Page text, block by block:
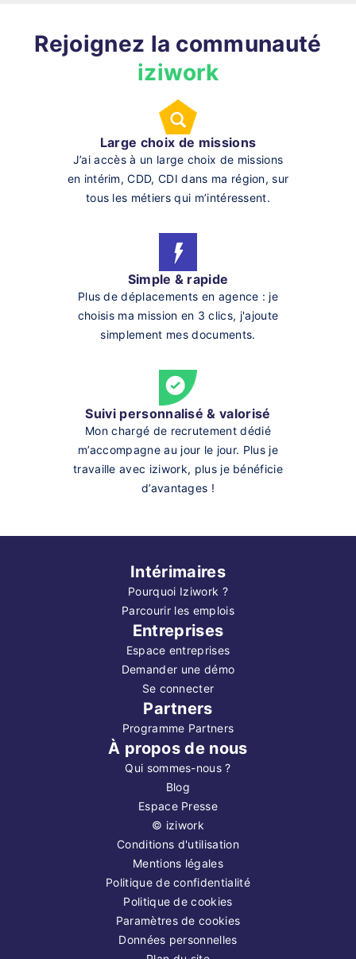
Rejoignez la communauté
iziwork
Large choix de missions
J’ai accès à un large choix de missions
en intérim, CDD, CDI dans ma région, sur
tous les métiers qui m’intéressent.
Simple & rapide
Plus de déplacements en agence : je
choisis ma mission en 3 clics, j'ajoute
simplement mes documents.
Suivi personnalisé & valorisé
Mon chargé de recrutement dédié
m’accompagne au jour le jour. Plus je
travaille avec iziwork, plus je bénéficie
d’avantages !
Intérimaires
Pourquoi Iziwork ?
Parcourir les emplois
Entreprises
Espace entreprises
Demander une démo
Se connecter
Partners
Programme Partners
À propos de nous
Qui sommes-nous ?
Blog
Espace Presse
© iziwork
Conditions d'utilisation
Mentions légales
Politique de confidentialité
Politique de cookies
Paramètres de cookies
Données personnelles